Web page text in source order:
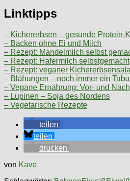
Linktipps
– Kichererbsen – gesunde Protein-
– Backen ohne Ei und Milch
– Rezept: Mandelmilch selbst
– Rezept: Hafermilch selbstgemacht
– Rezept: veganer
– Blähungen – noch immer ein
– Vegane Ernährung: Vor- und
– Lupinen – Soja des Nordens
– Vegetarische Rezepte
teilen
teilen
drucken
von Kave